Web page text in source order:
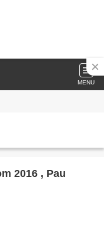
MENU
2016 , Pau